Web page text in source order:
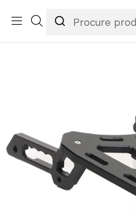
Porta-bagagens AXP - Preto